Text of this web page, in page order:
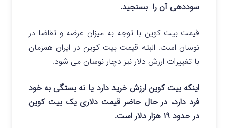
سوددهی آن را بسنجید.
قیمت بیت کوین با توجه به میزان عرضه و تقاضا در
نوسان است. البته قیمت بیت کوین در ایران همزمان
با تغییرات ارزش دلار نیز دچار نوسان می شود.
اینکه بیت کوین ارزش خرید دارد یا نه بستگی به خود
فرد دارد، در حال حاضر قیمت دلاری یک بیت کوین
در حدود ۱۹ هزار دلار است.